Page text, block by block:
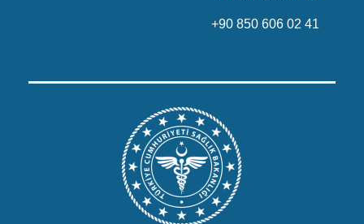
+90 850 606 02 41